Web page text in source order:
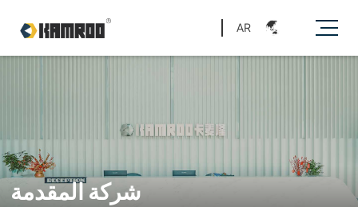
AR
شركة المقدمة